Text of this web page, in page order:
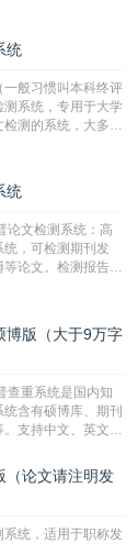
的系统，检测范围
检测算法合理!本
统
般习惯叫本科终评
测系统，专用于大学
测的系统，大多数
统
论文检测系统：高
，可检测期刊发
论文。检测报告支
博版（大于9万字
查重系统是国内知
含有硕博库、期刊
支持中文、英文、
（论文请注明发
统，适用于职称发